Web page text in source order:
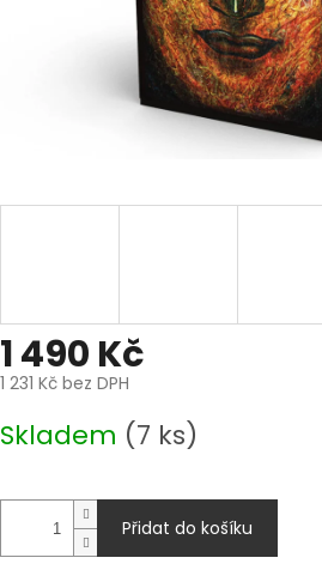
1 490 Kč
1 231 Kč bez DPH
cena:
Skladem (7 ks)
Přidat do košíku